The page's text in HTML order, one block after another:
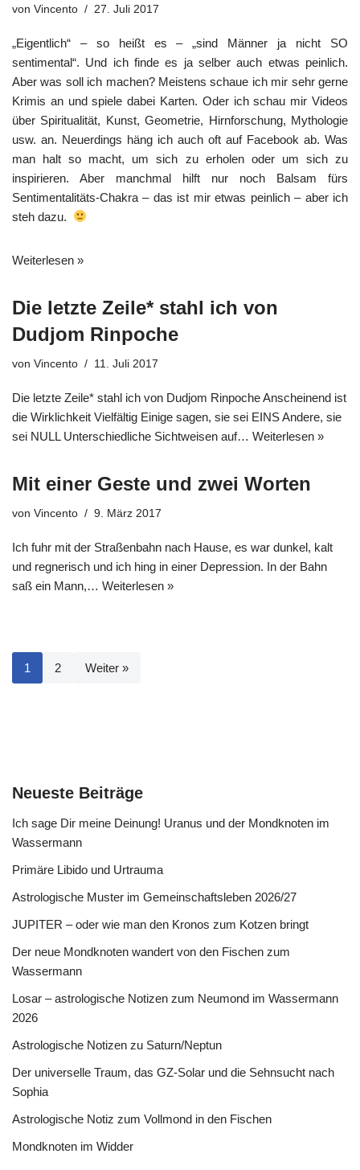
von Vincento 27. Juli 2017
„Eigentlich“ – so heißt es – „sind Männer ja nicht SO
sentimental“. Und ich finde es ja selber auch etwas peinlich.
Aber was soll ich machen? Meistens schaue ich mir sehr gerne
Krimis an und spiele dabei Karten. Oder ich schau mir Videos
über Spiritualität, Kunst, Geometrie, Hirnforschung, Mythologie
usw. an. Neuerdings häng ich auch oft auf Facebook ab. Was
man halt so macht, um sich zu erholen oder um sich zu
inspirieren. Aber manchmal hilft nur noch Balsam fürs
Sentimentalitäts-Chakra – das ist mir etwas peinlich – aber ich
steh dazu.
Weiterlesen »
Die letzte Zeile* stahl ich von
Dudjom Rinpoche
von Vincento 11. Juli 2017
Die letzte Zeile* stahl ich von Dudjom Rinpoche Anscheinend ist
die Wirklichkeit Vielfältig Einige sagen, sie sei EINS Andere, sie
sei NULL Unterschiedliche Sichtweisen auf… Weiterlesen »
Mit einer Geste und zwei Worten
von Vincento 9. März 2017
Ich fuhr mit der Straßenbahn nach Hause, es war dunkel, kalt
und regnerisch und ich hing in einer Depression. In der Bahn
saß ein Mann,… Weiterlesen »
1 2 Weiter »
Neueste Beiträge
Ich sage Dir meine Deinung! Uranus und der Mondknoten im
Wassermann
Primäre Libido und Urtrauma
Astrologische Muster im Gemeinschaftsleben 2026/27
JUPITER – oder wie man den Kronos zum Kotzen bringt
Der neue Mondknoten wandert von den Fischen zum
Wassermann
Losar – astrologische Notizen zum Neumond im Wassermann
2026
Astrologische Notizen zu Saturn/Neptun
Der universelle Traum, das GZ-Solar und die Sehnsucht nach
Sophia
Astrologische Notiz zum Vollmond in den Fischen
Mondknoten im Widder